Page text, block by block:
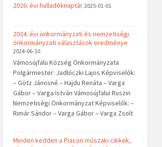
2026. évi hulladéknaptár 2025-01-01
2024. évi önkormányzati és nemzetiségi
önkormányzati választások eredménye
2024-06-10
Vámosújfalu Község Önkormányzata
Polgármester: Jadlóczki Lajos Képviselők:
– Götz Jánosné – Hajdu Renáta – Varga
Gábor – Varga István Vámosújfalui Ruszin
Nemzetiségi Önkormányzat Képviselők: –
Rimár Sándor – Varga Gábor – Varga Zsolt
Minden kedden a Piacon műszaki cikkek,